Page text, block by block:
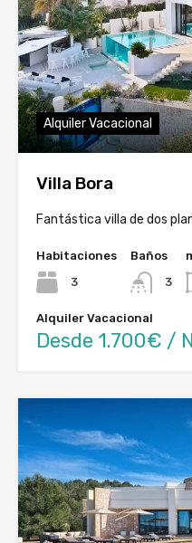
Alquiler Vacacional
Villa Bora
Fantástica villa de dos
Habitaciones
3
Baños
3
Alquiler Vacacional
Desde 1.700€ /